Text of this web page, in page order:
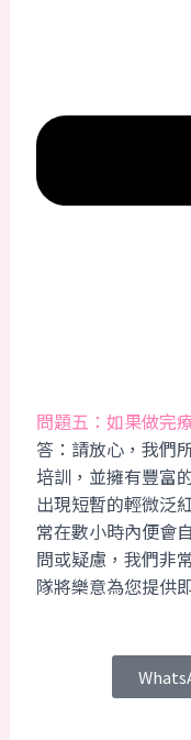
問題五：如果做完
答：請放心，我們
培訓，並擁有豐富
出現短暫的輕微泛
常在數小時內便會
問或疑慮，我們非
隊將樂意為您提供